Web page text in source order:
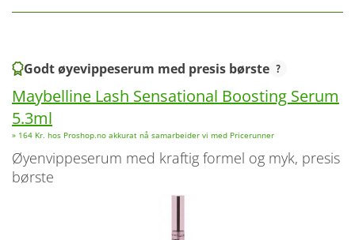
Godt øyevippeserum med presis børste
Maybelline Lash Sensational Boosting Serum
5.3ml
» 164 Kr. hos Proshop.no akkurat nå samarbeider vi med Pricerunner
øyenvippeserum med kraftig formel og myk, presis
børste